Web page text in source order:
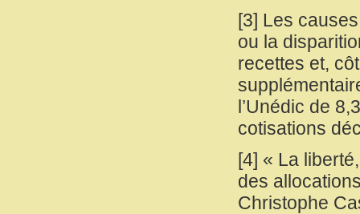
[3] Les
ou la
recettes et,
l’Unédic de
cotisations
[4] « La
des
Christophe